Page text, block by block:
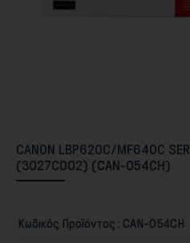
CANON LBP620C/MF640C
(3027C002) (CAN-054CH)
Κωδικός Προϊόντος : CAN-054CH